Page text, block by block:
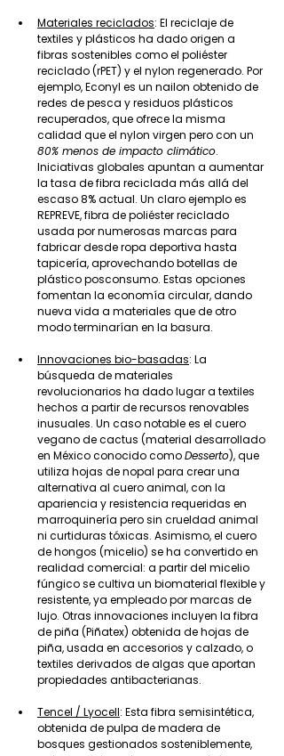
Materiales reciclados: El reciclaje de
textiles y plásticos ha dado origen a
fibras sostenibles como el poliéster
reciclado (rPET) y el nylon regenerado. Por
ejemplo, Econyl es un nailon obtenido de
redes de pesca y residuos plásticos
recuperados, que ofrece la misma
calidad que el nylon virgen pero con un
80% menos de impacto climático.
Iniciativas globales apuntan a aumentar
la tasa de fibra reciclada más allá del
escaso 8% actual. Un claro ejemplo es
REPREVE, fibra de poliéster reciclado
usada por numerosas marcas para
fabricar desde ropa deportiva hasta
tapicería, aprovechando botellas de
plástico posconsumo. Estas opciones
fomentan la economía circular, dando
nueva vida a materiales que de otro
modo terminarían en la basura.
Innovaciones bio-basadas: La
búsqueda de materiales
revolucionarios ha dado lugar a textiles
hechos a partir de recursos renovables
inusuales. Un caso notable es el cuero
vegano de cactus (material desarrollado
en México conocido como Desserto), que
utiliza hojas de nopal para crear una
alternativa al cuero animal, con la
apariencia y resistencia requeridas en
marroquinería pero sin crueldad animal
ni curtiduras tóxicas. Asimismo, el cuero
de hongos (micelio) se ha convertido en
realidad comercial: a partir del micelio
fúngico se cultiva un biomaterial flexible y
resistente, ya empleado por marcas de
lujo. Otras innovaciones incluyen la fibra
de piña (Piñatex) obtenida de hojas de
piña, usada en accesorios y calzado, o
textiles derivados de algas que aportan
propiedades antibacterianas.
Tencel / Lyocell: Esta fibra semisintética,
obtenida de pulpa de madera de
bosques gestionados sosteniblemente,